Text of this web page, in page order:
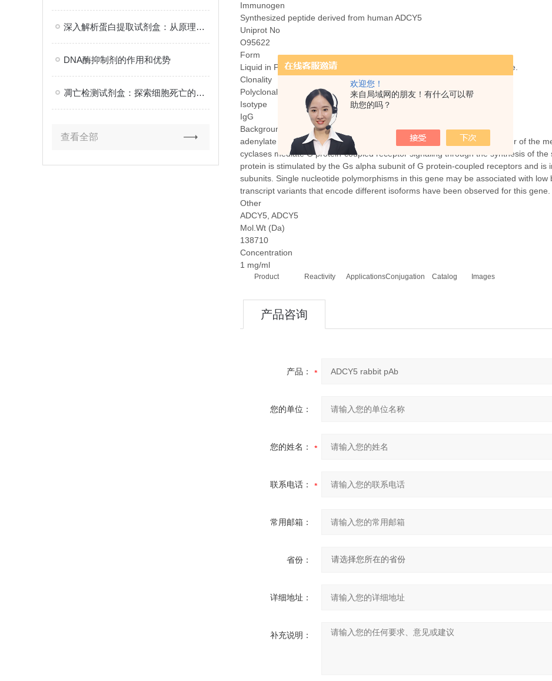
欢迎您！
来自局域网的朋友！有什么可以帮
助您的吗？
深入解析蛋白提取试剂盒：从原理到应用的全面解读
DNA酶抑制剂的作用和优势
凋亡检测试剂盒：探索细胞死亡的奥秘
查看全部
Immunogen
Synthesized peptide derived from human ADCY5
Uniprot No
O95622
Form
Liquid in PBS containing 50% glycerol, 0.5% BSA and 0.02% sodium azide.
Clonality
Polyclonal
Isotype
IgG
Background
adenylate cyclase 5(ADCY5) Homo sapiens This gene encodes a member of the
cyclases mediate G protein-coupled receptor signaling through the synthesis of
protein is stimulated by the Gs alpha subunit of G protein-coupled receptors and is
subunits. Single nucleotide polymorphisms in this gene may be associated with
transcript variants that encode different isoforms have been observed for this gene.
Other
ADCY5, ADCY5
Mol.Wt (Da)
138710
Concentration
1 mg/ml
Product Reactivity ApplicationsConjugation Catalog Images
产品咨询
产品：
您的单位：
您的姓名：
联系电话：
常用邮箱：
省份：
详细地址：
补充说明：